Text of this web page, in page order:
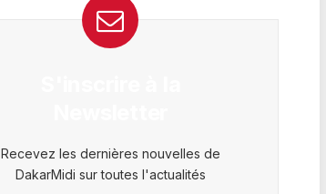
Recevez les dernières nouvelles de
DakarMidi sur toutes l'actualités